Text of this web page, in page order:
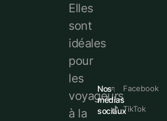
Elles
sont
idéales
pour
les
voyageurs
à la
Nos
médias
sociaux
Facebook
TikTok